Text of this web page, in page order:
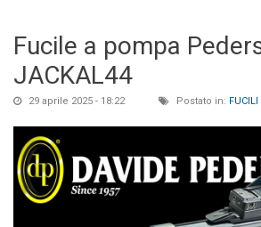
Fucile a pompa
JACKAL44
29 aprile 2025 - 18:22 Postato in: FUCILI